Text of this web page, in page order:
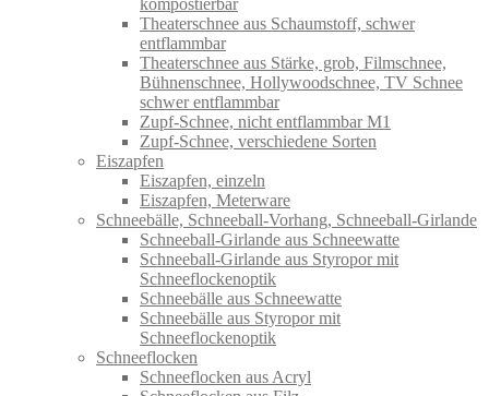
Theaterschnee aus Schaumstoff, schwer
entflammbar
Theaterschnee aus Stärke, grob, Filmschnee,
Bühnenschnee, Hollywoodschnee, TV Schnee
schwer entflammbar
Zupf-Schnee, nicht entflammbar M1
Zupf-Schnee, verschiedene Sorten
Eiszapfen
Eiszapfen, einzeln
Eiszapfen, Meterware
Schneebälle, Schneeball-Vorhang, Schneeball-Girlande
Schneeball-Girlande aus Schneewatte
Schneeball-Girlande aus Styropor mit
Schneeflockenoptik
Schneebälle aus Schneewatte
Schneebälle aus Styropor mit
Schneeflockenoptik
Schneeflocken
Schneeflocken aus Acryl